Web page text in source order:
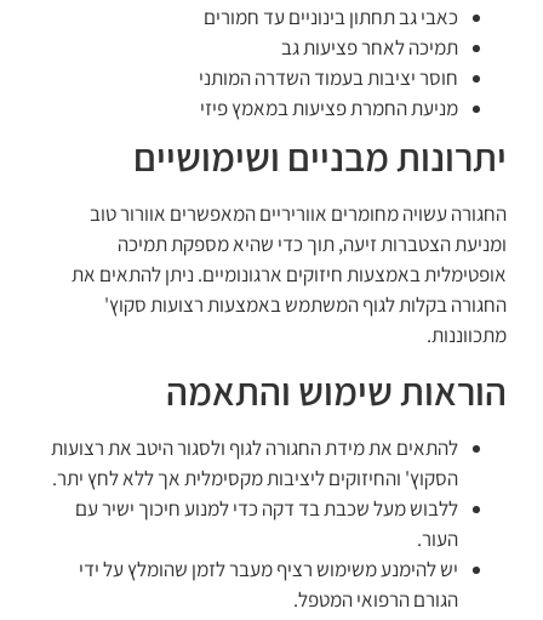
כאבי גב תחתון בינוניים עד חמורים
תמיכה לאחר פציעות גב
חוסר יציבות בעמוד השדרה המותני
מניעת החמרת פציעות במאמץ פיזי
יתרונות מבניים ושימושיים
החגורה עשויה מחומרים אווריריים המאפשרים אוורור טוב
ומניעת הצטברות זיעה, תוך כדי שהיא מספקת תמיכה
אופטימלית באמצעות חיזוקים ארגונומיים. ניתן להתאים את
החגורה בקלות לגוף המשתמש באמצעות רצועות סקוץ'
מתכווננות.
הוראות שימוש והתאמה
להתאים את מידת החגורה לגוף ולסגור היטב את רצועות
הסקוץ' והחיזוקים ליציבות מקסימלית אך ללא לחץ יתר.
ללבוש מעל שכבת בד דקה כדי למנוע חיכוך ישיר עם
העור.
יש להימנע משימוש רציף מעבר לזמן שהומלץ על ידי
הגורם הרפואי המטפל.